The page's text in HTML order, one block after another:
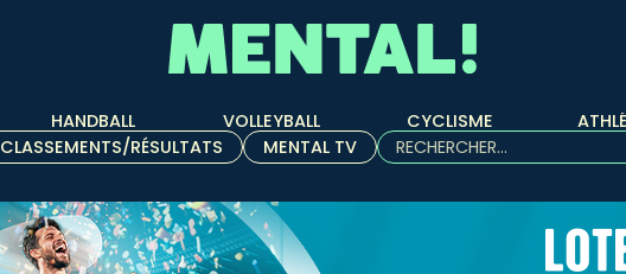
HANDBALL VOLLEYBALL CYCLISME
CLASSEMENTS/RÉSULTATS
MENTAL TV
Rechercher :